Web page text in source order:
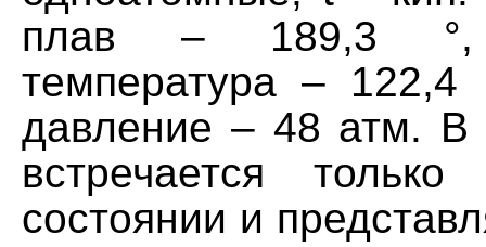
плав – 189,3 °,
температура – 122,4
давление – 48 атм. В
встречается
состоянии и